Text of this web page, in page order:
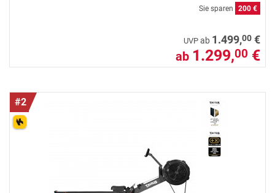
Sie sparen 200 €
UVP ab 1.499,00 €
ab 1.299,00 €
#2